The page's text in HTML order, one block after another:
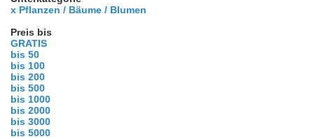
x Pflanzen / Bäume / Blumen
Preis bis
GRATIS
bis 50
bis 100
bis 200
bis 500
bis 1000
bis 2000
bis 3000
bis 5000